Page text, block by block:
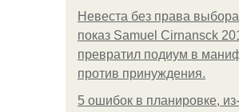
Невеста без права
показ Samuel Cirnansck
превратил подиум в
против принуждения.
5 ошибок в планировке,